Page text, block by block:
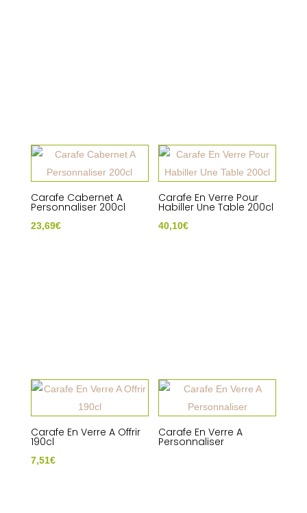
Carafe Cabernet A
Personnaliser 200cl
23,69€
Carafe En Verre Pour
Habiller Une Table 200cl
40,10€
Carafe En Verre A Offrir
190cl
7,51€
Carafe En Verre A
Personnaliser